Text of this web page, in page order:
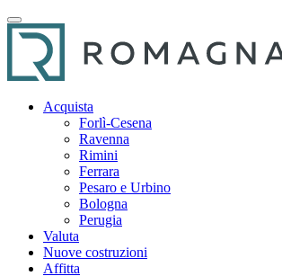
Acquista
Forlì-Cesena
Ravenna
Rimini
Ferrara
Pesaro e Urbino
Bologna
Perugia
Valuta
Nuove costruzioni
Affitta